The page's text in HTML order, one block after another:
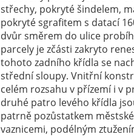
střechy, pokryté šindelem,
pokryté sgrafitem s datací
dvůr směrem do ulice
parcely je zčásti zakryto
tohoto zadního křídla se
střední sloupy. Vnitřní
celém rozsahu v přízemí i v
druhé patro levého křídla
patrně pozůstatkem
vaznicemi, podélným